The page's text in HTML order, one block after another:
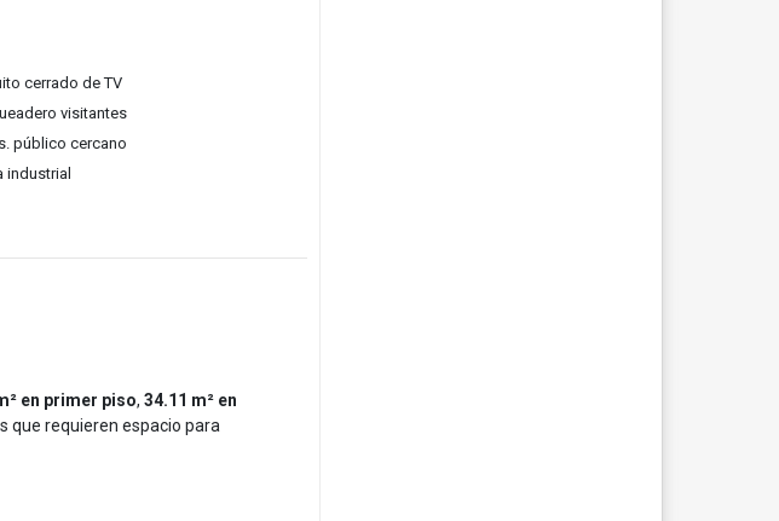
cerrado de TV
visitantes
público cercano
industrial
en primer piso, 34.11 m² en
que requieren espacio para